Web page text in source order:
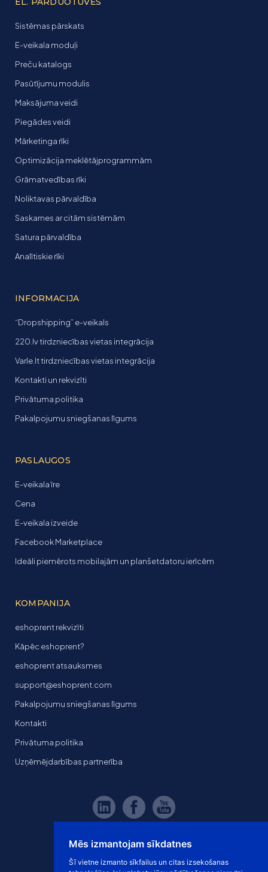
Mēs izmantojam sīkdatnes
Šī vietne izmanto sīkfailus un citas izsekošanas
Sistēmas pārskats
E-veikala moduļi
Preču katalogs
Pasūtījumu modulis
Maksājuma veidi
Piegādes veidi
Mārketinga rīki
Optimizācija meklētājprogrammām
Grāmatvedības rīki
Noliktavas pārvaldība
Saskarnes ar citām sistēmām
Satura pārvaldība
Analītiskie rīki
INFORMACIJA
“Dropshipping” e-veikals
220.lv tirdzniecības vietas integrācija
Varle.lt tirdzniecības vietas integrācija
Kontakti un rekvizīti
Privātuma politika
Pakalpojumu sniegšanas līgums
PASLAUGOS
E-veikala īre
Cena
E-veikala izveide
Facebook Marketplace
Ideāli piemērots mobilajām un planšetdatoru ierīcēm
KOMPANIJA
eshoprent rekvizīti
Kāpēc eshoprent?
eshoprent atsauksmes
support@eshoprent.com
Pakalpojumu sniegšanas līgums
Kontakti
Privātuma politika
Uzņēmējdarbības partnerība